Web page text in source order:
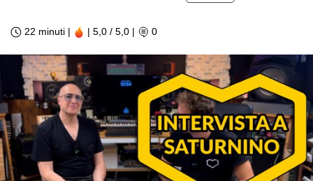
22 minuti | | 5,0 / 5,0 | 0